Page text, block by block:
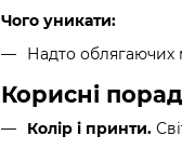
Чого уникати:
Надто облягаючих
Корисні
Колір і принти.